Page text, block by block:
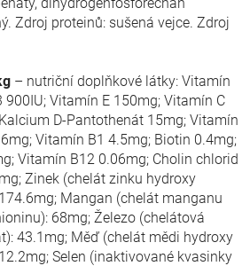
Zdroj proteinů: sušená vejce. Zdroj
– nutriční doplňkové látky: Vitamín
900IU; Vitamín E 150mg; Vitamín C
D-Pantothenát 15mg; Vitamín
Vitamín B1 4.5mg; Biotin 0.4mg;
Vitamín B12 0.06mg; Cholin chlorid
Zinek (chelát zinku hydroxy
Mangan (chelát manganu
68mg; Železo (chelátová
43.1mg; Měď (chelát mědi hydroxy
Selen (inaktivované kvasinky